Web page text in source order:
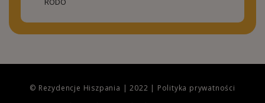
© Rezydencje Hiszpania | 2022 | Polityka prywatności